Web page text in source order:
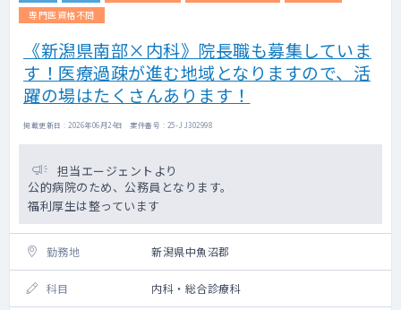
専門医資格不問
《新潟県南部×内科》院長職も募集していま
す！医療過疎が進む地域となりますので、活
躍の場はたくさんあります！
掲載更新日 : 2026年06月24日 案件番号 : 25-JJ302998
担当エージェントより
公的病院のため、公務員となります。
福利厚生は整っています
勤務地 新潟県中魚沼郡
科目 内科・総合診療科